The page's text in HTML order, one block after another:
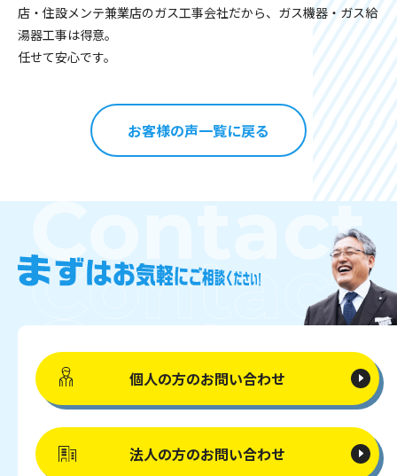
店・住設メンテ兼業店のガス工事会社だから、ガス機器・ガス給
湯器工事は得意。
任せて安心です。
お客様の声一覧に戻る
個人の方のお問い合わせ
法人の方のお問い合わせ